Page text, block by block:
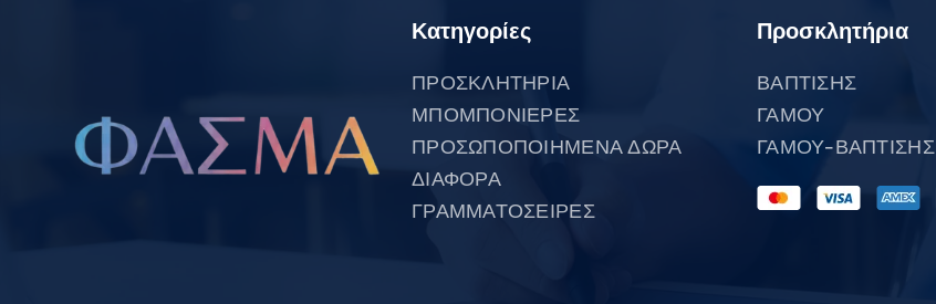
Κατηγορίες
ΠΡΟΣΚΛΗΤΗΡΙΑ
ΜΠΟΜΠΟΝΙΕΡΕΣ
ΠΡΟΣΩΠΟΠΟΙΗΜΕΝΑ ΔΩΡΑ
ΔΙΑΦΟΡΑ
ΓΡΑΜΜΑΤΟΣΕΙΡΕΣ
Προσκλητήρια
ΒΑΠΤΙΣΗΣ
ΓΑΜΟΥ
ΓΑΜΟΥ-ΒΑΠΤΙΣΗΣ